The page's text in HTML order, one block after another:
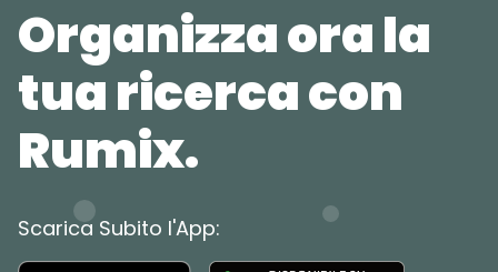
Organizza ora la
tua ricerca con
Rumix.
Scarica Subito l'App: